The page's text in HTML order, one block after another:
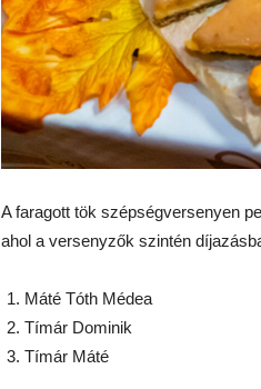
A faragott tök szépségversenyen
ahol a versenyzők szintén
Máté Tóth Médea
Tímár Dominik
Tímár Máté